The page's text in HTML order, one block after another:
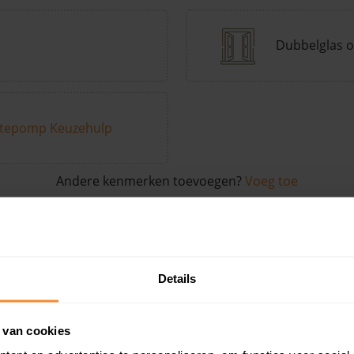
Details
cookies
Dubbelglas
Keuzehulp
Andere kenmerken toevoegen? Voeg toe
de buurt